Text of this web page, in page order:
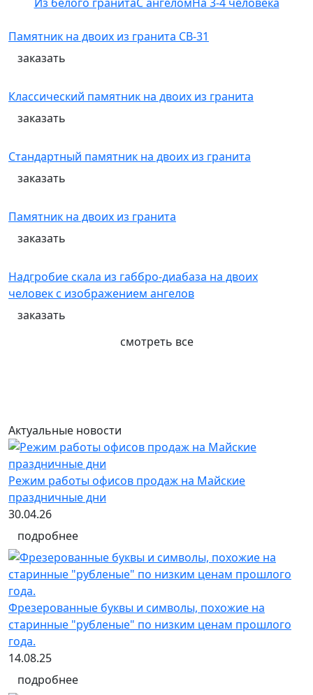
Памятник на двоих из гранита СВ-31
заказать
Классический памятник на двоих из гранита
заказать
Стандартный памятник на двоих из гранита
заказать
Памятник на двоих из гранита
заказать
Надгробие скала из габбро-диабаза на двоих
человек с изображением ангелов
заказать
смотреть все
Актуальные новости
Режим работы офисов продаж на Майские
праздничные дни
30.04.26
подробнее
Фрезерованные буквы и символы, похожие на
старинные "рубленые" по низким ценам прошлого
года.
14.08.25
подробнее